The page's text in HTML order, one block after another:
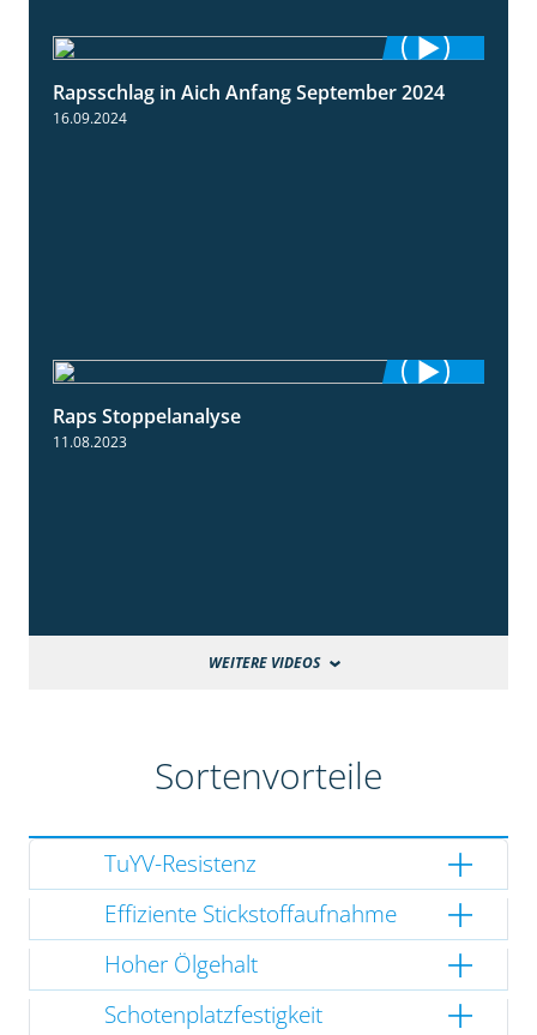
1:50
Rapsschlag in Aich Anfang September 2024
16.09.2024
Raps Stoppelanalyse
11.08.2023
WEITERE VIDEOS
Sortenvorteile
TuYV-Resistenz
Effiziente Stickstoffaufnahme
Hoher Ölgehalt
Schotenplatzfestigkeit